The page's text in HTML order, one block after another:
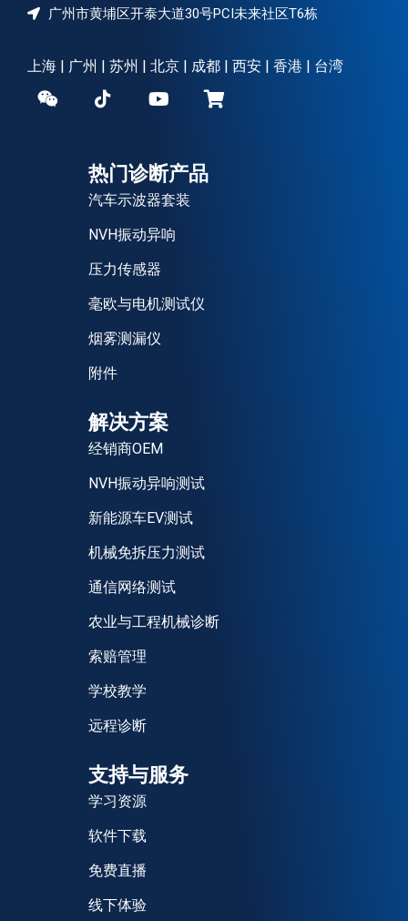
广州市黄埔区开泰大道30号PCI未来社区T6栋
上海 | 广州 | 苏州 | 北京 | 成都 | 西安 | 香港 | 台湾
热门诊断产品
汽车示波器套装
NVH振动异响
压力传感器
毫欧与电机测试仪
烟雾测漏仪
附件
解决方案
经销商OEM
NVH振动异响测试
新能源车EV测试
机械免拆压力测试
通信网络测试
农业与工程机械诊断
索赔管理
学校教学
远程诊断
支持与服务
学习资源
软件下载
免费直播
线下体验